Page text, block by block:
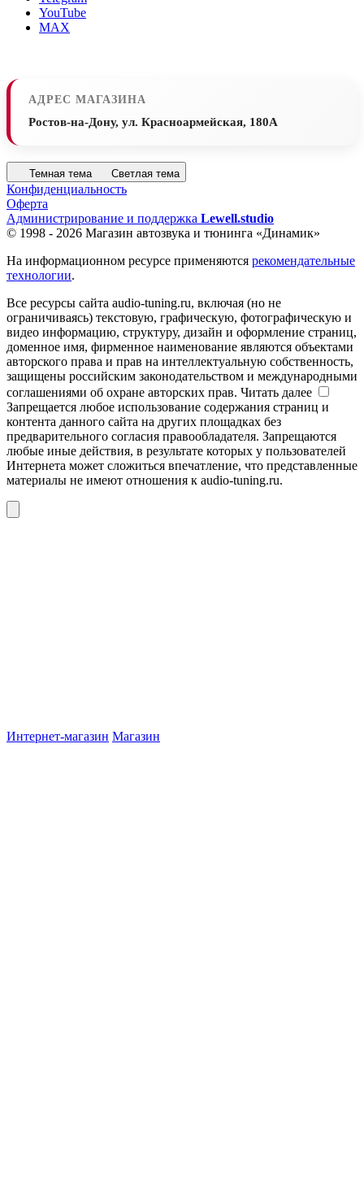
YouTube
MAX
АДРЕС МАГАЗИНА
Ростов-на-Дону, ул. Красноармейская, 180А
Темная тема Светлая тема
Конфиденциальность
Оферта
Администрирование и поддержка Lewell.studio
© 1998 - 2026 Магазин автозвука и тюнинга «Динамик»
На информационном ресурсе применяются рекомендательные
технологии.
Все ресурсы сайта audio-tuning.ru, включая (но не
ограничиваясь) текстовую, графическую, фотографическую и
видео информацию, структуру, дизайн и оформление страниц,
доменное имя, фирменное наименование являются объектами
авторского права и прав на интеллектуальную собственность,
защищены российским законодательством и международными
соглашениями об охране авторских прав. Читать далее
Запрещается любое использование содержания страниц и
контента данного сайта на других площадках без
предварительного согласия правообладателя. Запрещаются
любые иные действия, в результате которых у пользователей
Интернета может сложиться впечатление, что представленные
материалы не имеют отношения к audio-tuning.ru.
Интернет-магазин Магазин